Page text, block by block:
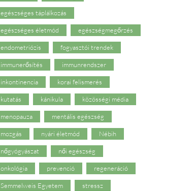
egészséges táplálkozás
egészséges életmód egészségmegőrzés
endometriózis fogyasztói trendek
immunerősítés immunrendszer
inkontinencia korai felismerés
kutatás kánikula közösségi média
menopauza mentális egészség
mozgás nyári életmód Nébih
nőgyógyászat női egészség
onkológia prevenció regeneráció
Semmelweis Egyetem stressz